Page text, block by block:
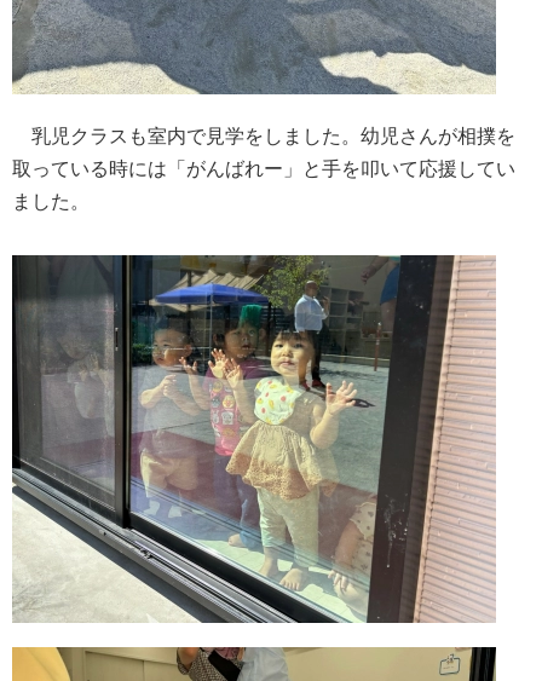
乳児クラスも室内で見学をしました。幼児さんが相撲を
取っている時には「がんばれー」と手を叩いて応援してい
ました。